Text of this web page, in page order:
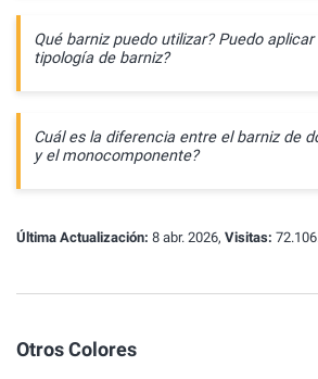
Qué barniz puedo utilizar? Puedo
tipología de barniz?
Cuál es la diferencia entre el barniz de
y el monocomponente?
Última Actualización: 8 abr. 2026, Visitas:
Otros Colores